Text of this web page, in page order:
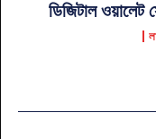
ডিজিটাল ওয়ালেট